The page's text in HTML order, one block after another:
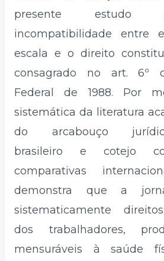
presente estudo
incompatibilidade entre
escala e o direito
consagrado no art. 6º
Federal de 1988. Por
sistemática da literatura
do arcabouço jurídico-
brasileiro e cotejo
comparativas
demonstra que a
sistematicamente
dos trabalhadores,
mensuráveis à saúde